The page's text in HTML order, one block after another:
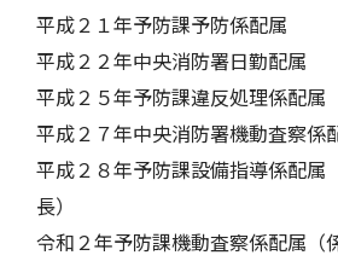
平成２１年予防課予防係配属
平成２２年中央消防署日勤配属
平成２５年予防課違反処理係配属
平成２７年中央消防署機動査察係
平成２８年予防課設備指導係配属
長）
令和２年予防課機動査察係配属（